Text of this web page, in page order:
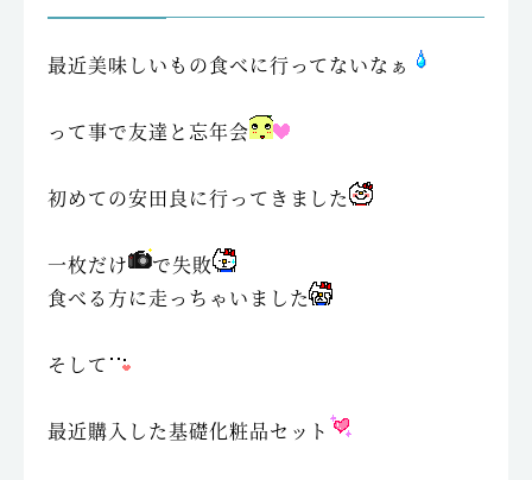
最近美味しいもの食べに行ってないなぁ
って事で友達と忘年会
初めての安田良に行ってきました
一枚だけ
で失敗
食べる方に走っちゃいました
そして
最近購入した基礎化粧品セット